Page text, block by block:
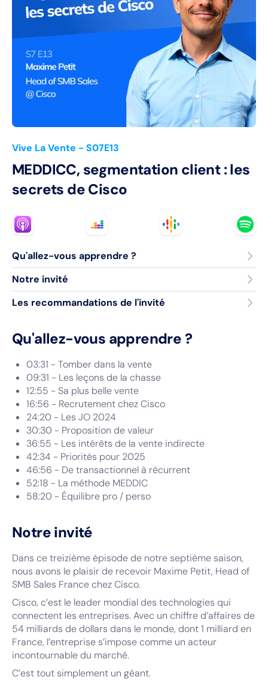
Vive La Vente - S07E13
MEDDICC, segmentation client : les
secrets de Cisco
Qu'allez-vous apprendre ?
Notre invité
Les recommandations de l'invité
Qu'allez-vous apprendre ?
03:31 - Tomber dans la vente
09:31 - Les leçons de la chasse
12:55 - Sa plus belle vente
16:56 - Recrutement chez Cisco
24:20 - Les JO 2024
30:30 - Proposition de valeur
36:55 - Les intérêts de la vente indirecte
42:34 - Priorités pour 2025
46:56 - De transactionnel à récurrent
52:18 - La méthode MEDDIC
58:20 - Équilibre pro / perso
Notre invité
Dans ce treizième épisode de notre septième saison,
nous avons le plaisir de recevoir Maxime Petit, Head of
SMB Sales France chez Cisco.
Cisco, c’est le leader mondial des technologies qui
connectent les entreprises. Avec un chiffre d’affaires de
54 milliards de dollars dans le monde, dont 1 milliard en
France, l’entreprise s’impose comme un acteur
incontournable du marché.
C’est tout simplement un géant.